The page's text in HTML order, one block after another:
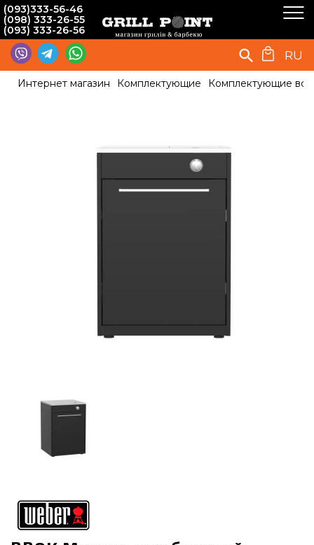
(093)333-56-46
(098) 333-26-55
(093) 333-26-56
RU
Интернет магазин Комплектующие Комплектующие